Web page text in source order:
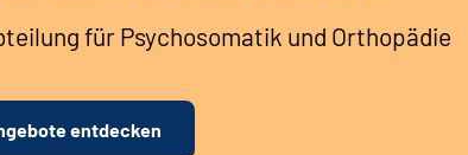
für Psychosomatik und Orthopädie
entdecken